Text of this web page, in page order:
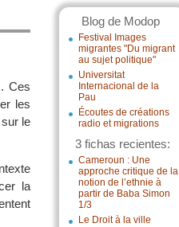
Blog de Modop
Festival Images
migrantes "Du migrant
au sujet politique"
Universitat
Internacional de la
Pau
Écoutes de créations
radio et migrations
3 fichas recientes:
Cameroun : Une
approche critique de la
notion de l’ethnie à
partir de Baba Simon
1/3
Le Droit à la ville
Ces
les
le
la